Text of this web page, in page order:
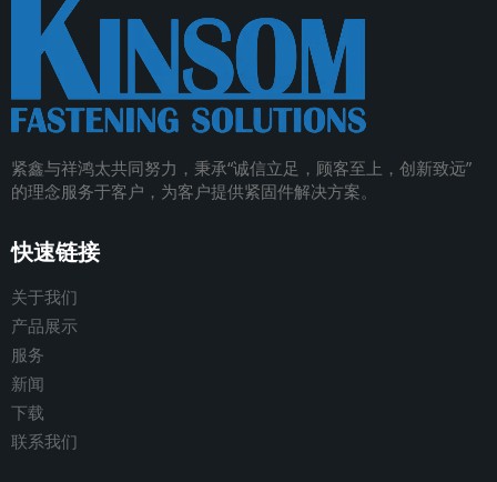
紧鑫与祥鸿太共同努力，秉承“诚信立足，顾客至上，创新致远”
的理念服务于客户，为客户提供紧固件解决方案。
快速链接
关于我们
产品展示
服务
新闻
下载
联系我们